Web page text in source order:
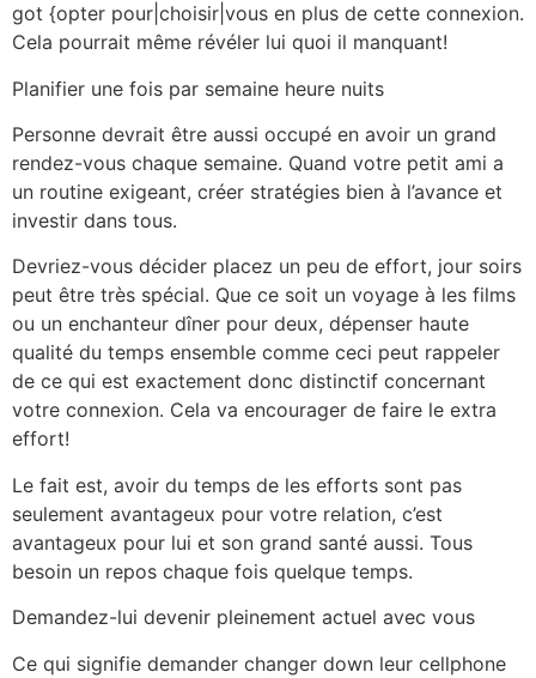
got {opter pour|choisir|vous en plus de cette connexion.
Cela pourrait même révéler lui quoi il manquant!
Planifier une fois par semaine heure nuits
Personne devrait être aussi occupé en avoir un grand
rendez-vous chaque semaine. Quand votre petit ami a
un routine exigeant, créer stratégies bien à l’avance et
investir dans tous.
Devriez-vous décider placez un peu de effort, jour soirs
peut être très spécial. Que ce soit un voyage à les films
ou un enchanteur dîner pour deux, dépenser haute
qualité du temps ensemble comme ceci peut rappeler
de ce qui est exactement donc distinctif concernant
votre connexion. Cela va encourager de faire le extra
effort!
Le fait est, avoir du temps de les efforts sont pas
seulement avantageux pour votre relation, c’est
avantageux pour lui et son grand santé aussi. Tous
besoin un repos chaque fois quelque temps.
Demandez-lui devenir pleinement actuel avec vous
Ce qui signifie demander changer down leur cellphone